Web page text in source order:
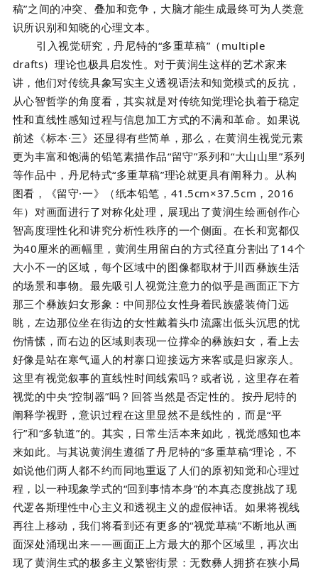
稿”之间的冲突、叠加和竞争，大脑才能生成最终可为人类意
识所识别和知晓的心理文本。
引入视觉研究，丹尼特的“多重草稿”（multiple
drafts）理论也极具启发性。对于黄润生这样的艺术家来
讲，他们对传统具象写实主义透视语法和知觉模式的反抗，
从心智哲学的角度看，其实就是对传统知觉理论执着于稳定
性和直线性感知过程与信息加工方式的不满和革命。如果说
前述《标本·三》还显得有些简单，那么，在黄润生视觉元素
更为丰富和饱满的铅笔素描作品“留守”系列和“大山山里”系列
等作品中，丹尼特式“多重草稿”理论就更具有阐释力。从构
图看，《留守·一》（纸本铅笔，41.5cm×37.5cm，2016
年）对画面进行了对称化处理，展现出了黄润生绘画创作心
智高度理性化和讲究分析性秩序的一个侧面。在长和宽都仅
为40厘米的画幅里，黄润生用留白的方式径直分割出了14个
大小不一的区域，每个区域中的图像都取材于川西彝族生活
的场景和事物。最先吸引人视觉注意力的似乎是画面正下方
那三个彝族妇女形象：中间那位女性身着民族盛装倚门远
眺，左边那位坐在街边的女性戴着头巾流露出低头沉思的忧
伤情愫，而右边的区域则表现一位撑伞的彝族妇女，看上去
好像是站在寒气逼人的村寨口迎接远方来客或是归家亲人。
这里有视觉叙事的直线性时间线索吗？或者说，这里存在着
视觉的中央“控制器”吗？回答当然是否定性的。按丹尼特的
阐释学视野，意识过程在这里显然不是线性的，而是“平
行”和“多轨道”的。其实，日常生活本来如此，视觉感知也本
来如此。与其说黄润生遵循了丹尼特的“多重草稿”理论，不
如说他们两人都不约而同地重返了人们的原初知觉和心理过
程，以一种现象学式的“回到事情本身”的本真态度挑战了现
代逻各斯理性中心主义和透视主义的虚假神话。如果将视线
再往上移动，我们将看到还有更多的“视觉草稿”不断地从画
面深处涌现出来——画面正上方最大的那个区域里，再次出
现了黄润生式的极多主义繁密街景：无数彝人拥挤在狭小局